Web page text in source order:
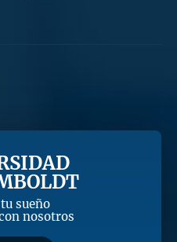
sueño
nosotros